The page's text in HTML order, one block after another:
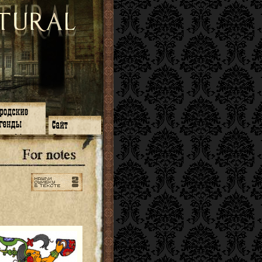
14
13
11
12
9
6
⇐
О нас
ЧаВо
Поиск
Ссылки
Карта сайта